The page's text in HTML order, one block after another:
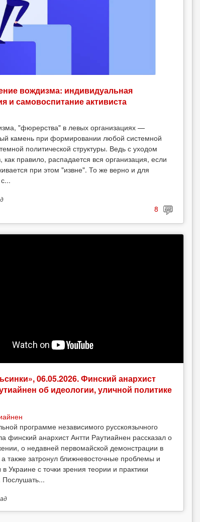
вождизма: индивидуальная
и самовоспитание активиста
"фюрерства" в левых организациях —
камень при формировании любой системной
политической структуры. Ведь с уходом
как правило, распадается вся организация, если
при этом "извне". То же верно и для
8
06.05.2026. Финский анархист
об идеологии, уличной политике
программе независимого русскоязычного
финский анархист Антти Раутиайнен рассказал о
о недавней первомайской демонстрации в
также затронул ближневосточные проблемы и
Украине с точки зрения теории и практики
Послушать...